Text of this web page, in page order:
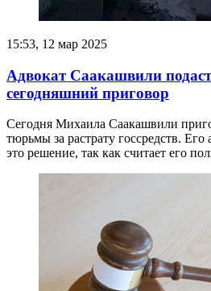
15:53, 12 мар 2025
Адвокат Саакашвили
сегодняшний приговор
Сегодня Михаила Саакашвили
тюрьмы за растрату госсредств. Его
это решение, так как считает его